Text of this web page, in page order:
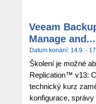
Veeam
Manage and...
Datum konání: 14.9. -
Školení je možné
Replication™ v13:
technický kurz
konfigurace,